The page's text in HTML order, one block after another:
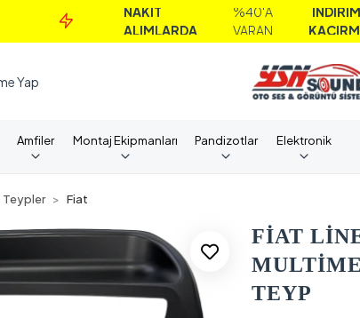
NAKİT
ALIMLARDA
VARAN
İNDİRİMLERİ
KAÇIRMAYIN!
Yap
Amfiler Montaj Ekipmanları Pandizotlar Elektronik
Teypler Fiat
FİAT
TEYP